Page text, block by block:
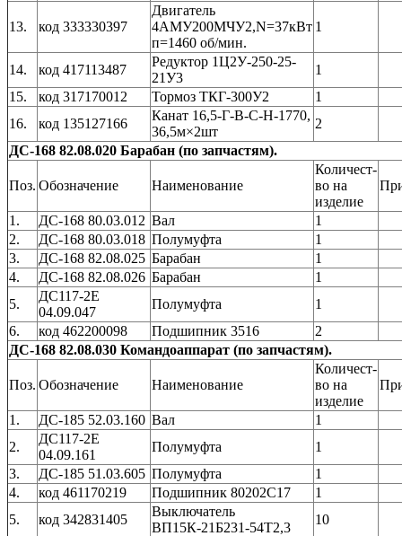
13. код 333330397
Двигатель
4АМУ200МЧУ2,N=37кВт
п=1460 об/мин.
1
14. код 417113487
Редуктор 1Ц2У-250-25-
21У3
1
15.
код 317170012 Тормоз ТКГ-300У2
1
16.
код 135127166
Канат 16,5-Г-В-С-Н-1770,
36,5м×2шт
2
ДС-168 82.08.020 Барабан (по запчастям).
Поз. Обозначение Наименование
Количест-
во на
изделие
1. ДС-168 80.03.012 Вал
1
2.
ДС-168 80.03.018 Полумуфта
1
3.
ДС-168 82.08.025 Барабан
1
4.
ДС-168 82.08.026 Барабан
1
5.
ДС117-2Е
04.09.047
Полумуфта
1
6.
код 462200098 Подшипник 3516
2
ДС-168 82.08.030 Командоаппарат (по запчастям).
Поз. Обозначение Наименование
Количест-
во на
изделие
1. ДС-185 52.03.160 Вал
1
2.
ДС117-2Е
04.09.161
Полумуфта
1
3.
ДС-185 51.03.605 Полумуфта
1
4.
код 461170219 Подшипник 80202С17
1
5.
код 342831405
Выключатель
ВП15К-21Б231-54Т2,3
10